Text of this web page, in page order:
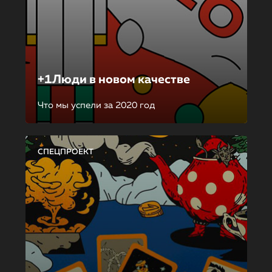
+1Люди в новом качестве
Что мы успели за 2020 год
СПЕЦПРОЕКТ